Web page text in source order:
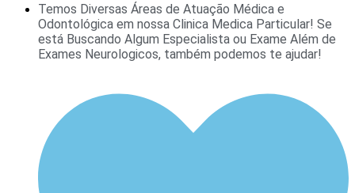
Temos Diversas Áreas de Atuação Médica e
Odontológica em nossa Clinica Medica Particular! Se
está Buscando Algum Especialista ou Exame Além de
Exames Neurologicos, também podemos te ajudar!